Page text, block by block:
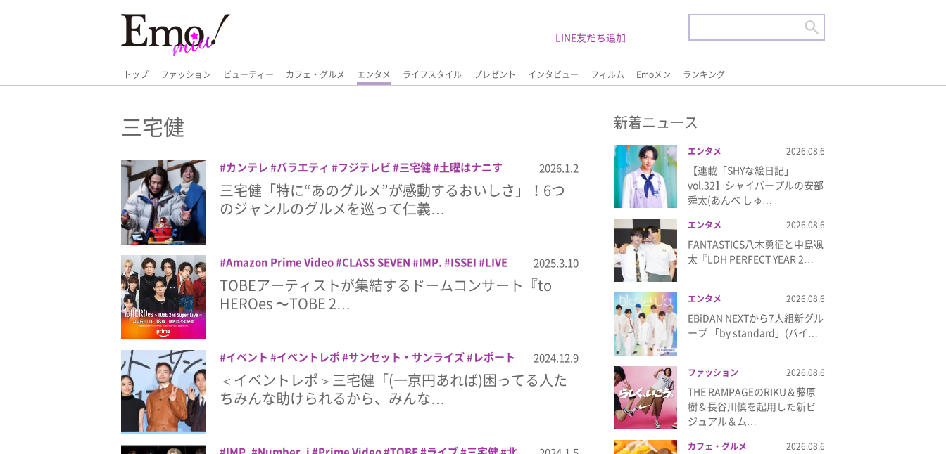
トップ ファッション ビューティー カフェ・グルメ エンタメ ライフスタイル プレゼント インタビュー フィルム Emoメン ランキング
LINE友だち追加
三宅健
カンテレ バラエティ フジテレビ 三宅健 土曜はナニす
る!?
2026.1.2
三宅健「特に“あのグルメ”が感動するおいしさ」！6つ
のジャンルのグルメを巡って仁義…
Amazon Prime Video CLASS SEVEN IMP. ISSEI
LIVE
Number_i
Prime Video to HEROes TOBE
コンサート
ライブ 三宅健 北山宏光 音楽
2025.3.10
TOBEアーティストが集結するドームコンサート『to
HEROes 〜TOBE 2…
イベント イベントレポ サンセット・サンライズ
レポート
三宅健
好井まさお 山本浩司 映画 菅田将暉
2024.12.9
＜イベントレポ＞三宅健「(一京円あれば)困ってる人た
ちみんな助けられるから、みんな…
新着ニュース
エンタメ 2026.08.6
【連載「SHYな絵日記」
vol.32】シャイパープルの安部
舜太(あんべ しゅ…
エンタメ 2026.08.6
FANTASTICS八木勇征と中島颯
太『LDH PERFECT YEAR 2…
エンタメ 2026.08.6
EBiDAN NEXTから7⼈組新グル
ープ 「by standard」(バイ…
ファッション 2026.08.6
THE RAMPAGEのRIKU＆藤原
樹＆長谷川慎を起用した新ビ
ジュアル＆ム…
カフェ・グルメ 2026.08.6